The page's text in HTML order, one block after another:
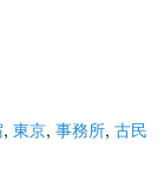
, 東京, 事務所, 古民